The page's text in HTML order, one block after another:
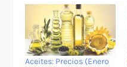
Aceites: Precios (Enero